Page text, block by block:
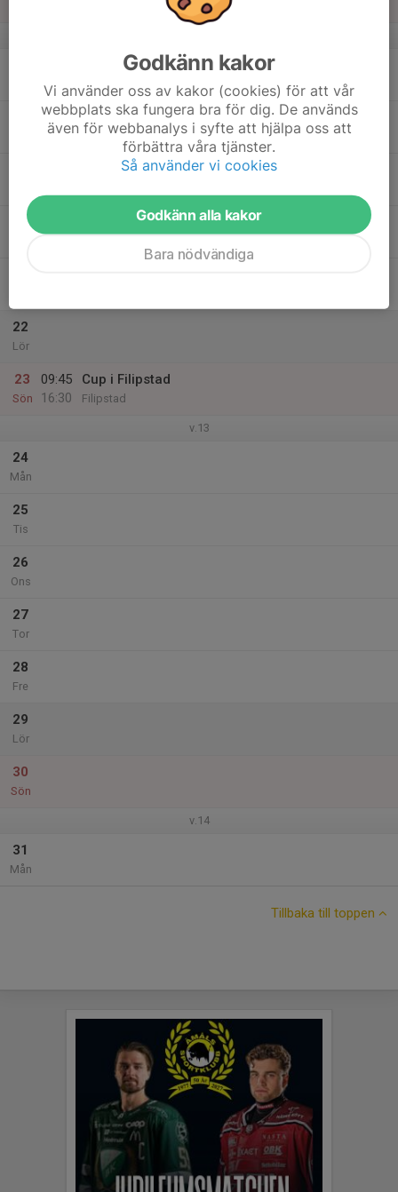
20
22
Lör
23
Sön
09:45
16:30
Cup i Filipstad
Filipstad
v.13
24
Mån
25
Tis
26
Ons
27
Tor
28
Fre
29
Lör
30
Sön
v.14
31
Mån
Tillbaka till toppen
Godkänn kakor
Vi använder oss av kakor (cookies) för att vår
webbplats ska fungera bra för dig. De används
även för webbanalys i syfte att hjälpa oss att
förbättra våra tjänster.
Så använder vi cookies
Godkänn alla kakor
Bara nödvändiga